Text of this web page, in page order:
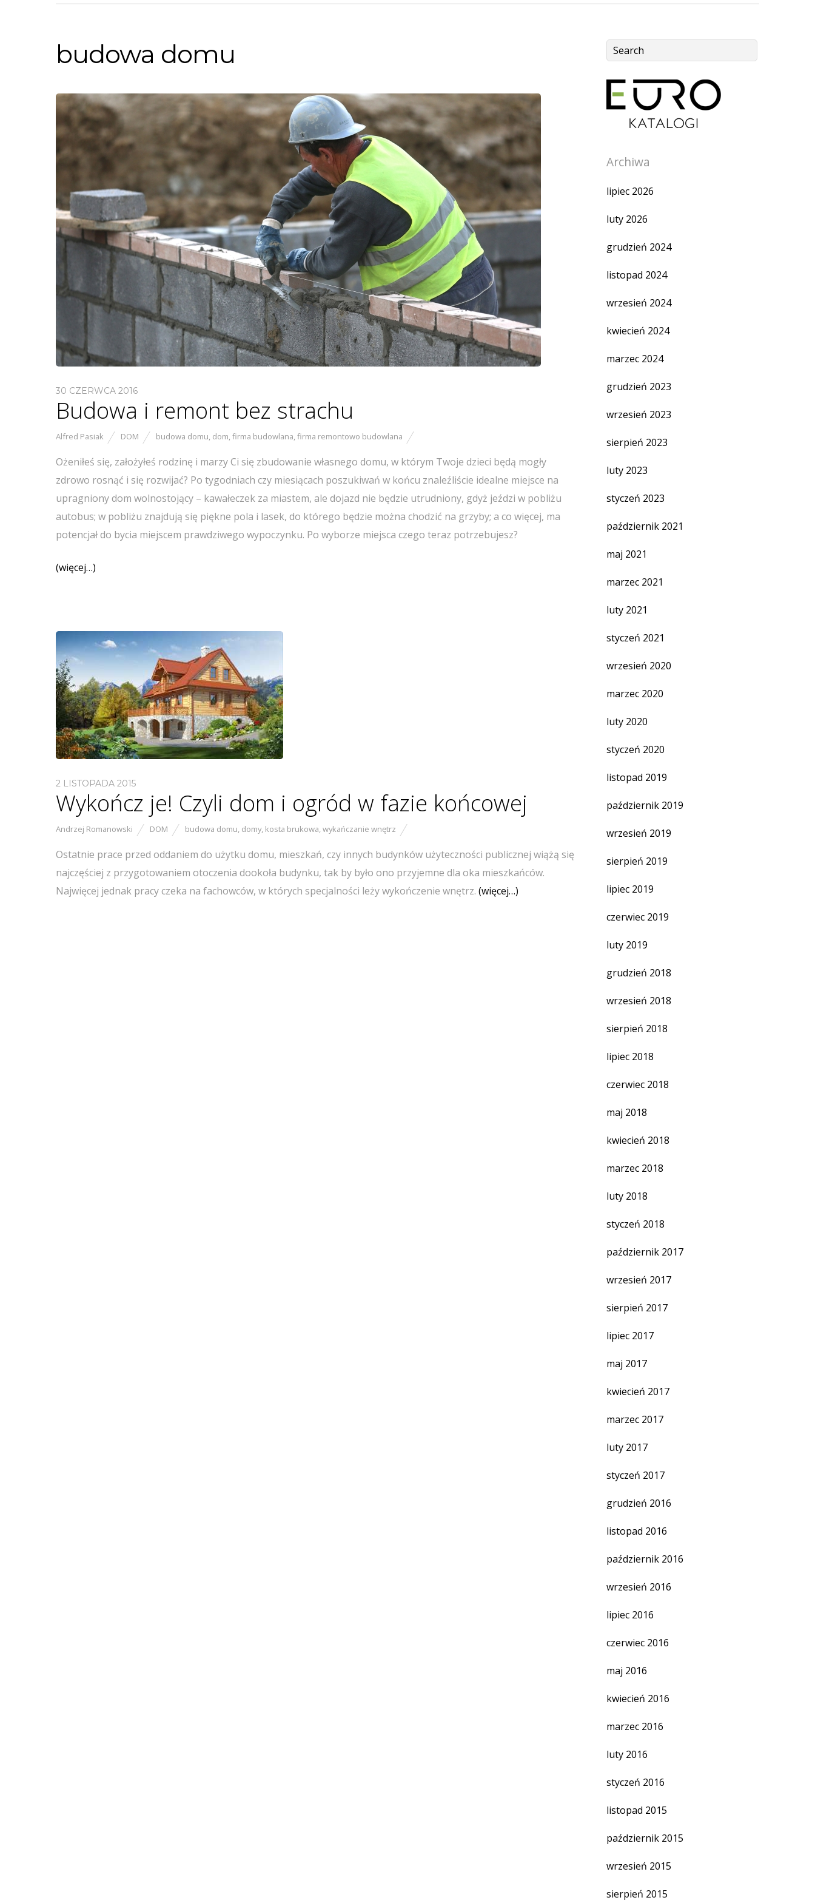
budowa domu
30 CZERWCA 2016
Budowa i remont bez strachu
Alfred Pasiak DOM budowa domu, dom,firma budowlana,firma remontowo budowlana
Ożeniłeś się, założyłeś rodzinę i marzy Ci się zbudowanie własnego domu, w którym Twoje dzieci będą mogły
zdrowo rosnąć i się rozwijać? Po tygodniach czy miesiącach poszukiwań w końcu znaleźliście idealne miejsce na
upragniony dom wolnostojący – kawałeczek za miastem, ale dojazd nie będzie utrudniony, gdyż jeździ w pobliżu
autobus; w pobliżu znajdują się piękne pola i lasek, do którego będzie można chodzić na grzyby; a co więcej, ma
potencjał do bycia miejscem prawdziwego wypoczynku. Po wyborze miejsca czego teraz potrzebujesz?
(więcej…)
2 LISTOPADA 2015
Wykończ je! Czyli dom i ogród w fazie końcowej
Andrzej Romanowski DOM budowa domu, domy, kosta brukowa,wykańczanie wnętrz
Ostatnie prace przed oddaniem do użytku domu, mieszkań, czy innych budynków użyteczności publicznej wiążą się
najczęściej z przygotowaniem otoczenia dookoła budynku, tak by było ono przyjemne dla oka mieszkańców.
Najwięcej jednak pracy czeka na fachowców, w których specjalności leży wykończenie wnętrz. (więcej…)
Archiwa
lipiec 2026
luty 2026
grudzień 2024
listopad 2024
wrzesień 2024
kwiecień 2024
marzec 2024
grudzień 2023
wrzesień 2023
sierpień 2023
luty 2023
styczeń 2023
październik 2021
maj 2021
marzec 2021
luty 2021
styczeń 2021
wrzesień 2020
marzec 2020
luty 2020
styczeń 2020
listopad 2019
październik 2019
wrzesień 2019
sierpień 2019
lipiec 2019
czerwiec 2019
luty 2019
grudzień 2018
wrzesień 2018
sierpień 2018
lipiec 2018
czerwiec 2018
maj 2018
kwiecień 2018
marzec 2018
luty 2018
styczeń 2018
październik 2017
wrzesień 2017
sierpień 2017
lipiec 2017
maj 2017
kwiecień 2017
marzec 2017
luty 2017
styczeń 2017
grudzień 2016
listopad 2016
październik 2016
wrzesień 2016
lipiec 2016
czerwiec 2016
maj 2016
kwiecień 2016
marzec 2016
luty 2016
styczeń 2016
listopad 2015
październik 2015
wrzesień 2015
sierpień 2015